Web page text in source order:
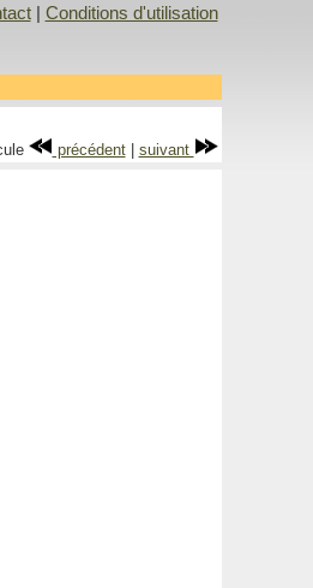
| Conditions d'utilisation
précédent| suivant